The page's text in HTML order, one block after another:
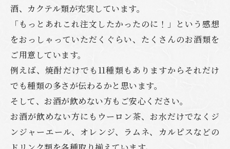
酒、カクテル類が充実しています。
「もっとあれこれ注文したかったのに！」という感想
をおっしゃっていただくぐらい、たくさんのお酒類を
ご用意しています。
例えば、焼酎だけでも11種類もありますからそれだけ
でも種類の多さが伝わるかと思います。
そして、お酒が飲めない方もご安心ください。
お酒が飲めない方にもウーロン茶、お水だけでなくジ
ンジャーエール、オレンジ、ラムネ、カルピスなどの